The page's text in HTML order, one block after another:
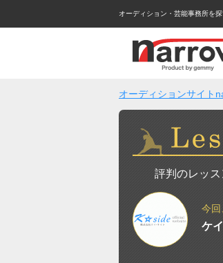
オーディション・芸能事務所を
オーディションサイト
評判のレッス
今回
ケ